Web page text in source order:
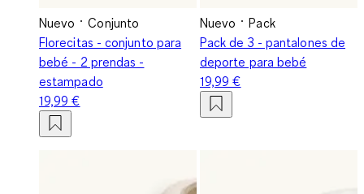
Nuevo
Conjunto
Florecitas - conjunto para
bebé - 2 prendas -
estampado
19,99 €
Nuevo
Pack
Pack de 3 - pantalones de
deporte para bebé
19,99 €